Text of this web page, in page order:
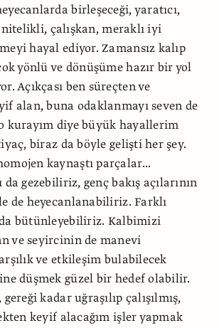
birleşeceği, yaratıcı,
çalışkan, meraklı iyi
hayal ediyor. Zamansız kalıp
yönlü ve dönüşüme hazır bir yol
Açıkçası ben süreçten ve
alan, buna odaklanmayı seven de
diye büyük hayallerim
biraz da böyle gelişti her şey.
kaynaştı parçalar...
gezebiliriz, genç bakış açılarının
de heyecanlanabiliriz. Farklı
bütünleyebiliriz. Kalbimizi
ve seyircinin de manevi
ve etkileşim bulabilecek
düşmek güzel bir hedef olabilir.
kadar uğraşılıp çalışılmış,
keyif alacağım işler yapmak